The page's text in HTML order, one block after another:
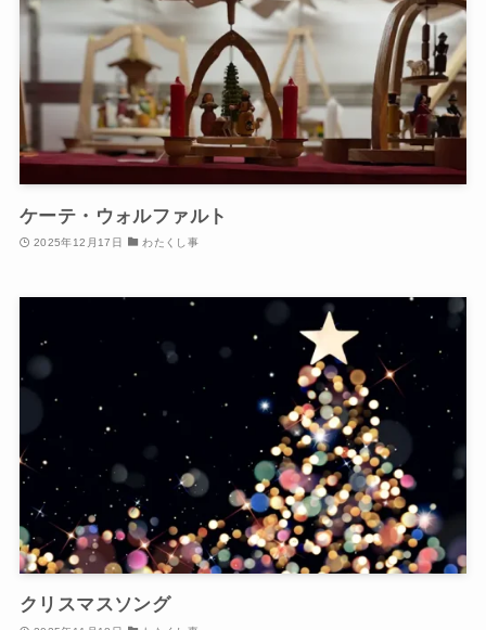
ケーテ・ウォルファルト
2025年12月17日 わたくし事
クリスマスソング